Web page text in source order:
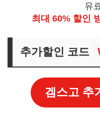
유
최대 60% 할인
추가할인 코드
겜스고 추